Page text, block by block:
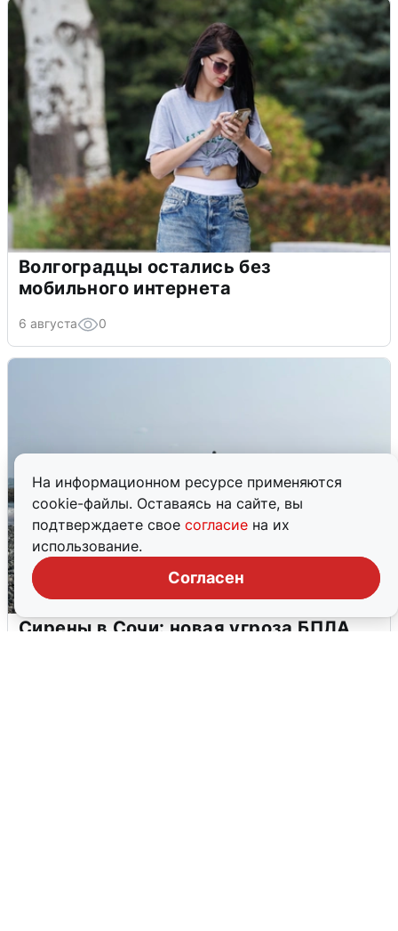
На информационном ресурсе применяются
cookie-файлы. Оставаясь на сайте, вы
подтверждаете свое согласие на их
использование.
Согласен
Волгоградцы остались без
мобильного интернета
6 августа 0
Сирены в Сочи: новая угроза БПЛА